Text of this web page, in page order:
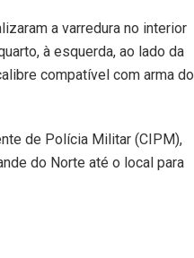
a varredura no interior
à esquerda, ao lado da
compatível com arma do
de Polícia Militar (CIPM),
do Norte até o local para